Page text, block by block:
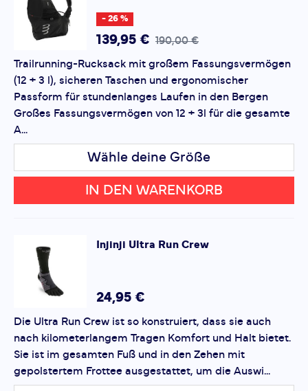
Begleiter in den Bergen.
* Pflichtfelder
Bewertung hinzufügen
Dieses Formular ist durch reCAPTCHA geschützt – es gelten
dieDatenschutzbestimmungenundNutzungsbedingungen
von Google.
- 26 %
139,95 € 190,00 €
Trailrunning-Rucksack mit großem Fassungsvermögen
(12 + 3 l), sicheren Taschen und ergonomischer
Passform für stundenlanges Laufen in den Bergen
Großes Fassungsvermögen von 12 + 3l für die gesamte
A...
Wähle deine Größe
IN DEN WARENKORB
Injinji Ultra Run Crew
24,95 €
Die Ultra Run Crew ist so konstruiert, dass sie auch
nach kilometerlangem Tragen Komfort und Halt bietet.
Sie ist im gesamten Fuß und in den Zehen mit
gepolstertem Frottee ausgestattet, um die Auswi...